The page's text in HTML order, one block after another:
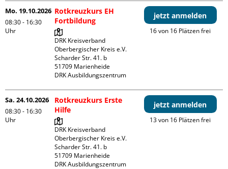
Mo. 19.10.2026
08:30 - 16:30
Uhr
Rotkreuzkurs EH
Fortbildung
DRK Kreisverband
Oberbergischer Kreis e.V.
Scharder Str. 41. b
51709 Marienheide
DRK Ausbildungszentrum
jetzt anmelden
16 von 16 Plätzen frei
Sa. 24.10.2026
08:30 - 16:30
Uhr
Rotkreuzkurs Erste
Hilfe
DRK Kreisverband
Oberbergischer Kreis e.V.
Scharder Str. 41. b
51709 Marienheide
DRK Ausbildungszentrum
jetzt anmelden
13 von 16 Plätzen frei